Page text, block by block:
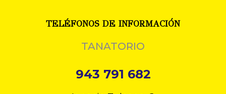
TELÉFONOS DE INFORMACIÓN
TANATORIO
943 791 682